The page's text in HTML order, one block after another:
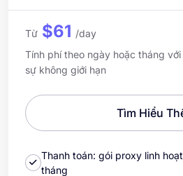
Từ $61 /day
Tính phí theo ngày hoặc tháng
sự không giới hạn
Tìm Hiểu
Thanh toán: gói proxy linh
tháng